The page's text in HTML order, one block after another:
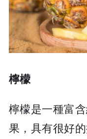
檸檬
檸檬是一種富
果，具有很好